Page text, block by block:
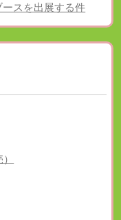
スを出展する件